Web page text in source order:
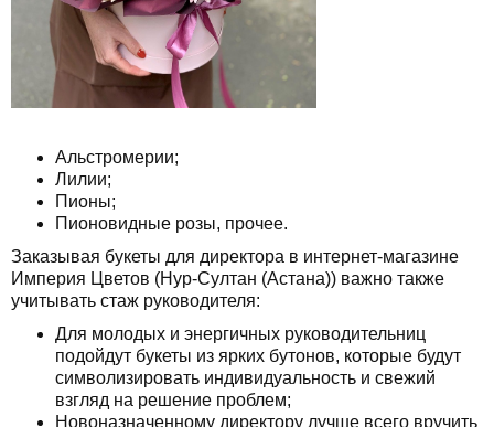
Альстромерии;
Лилии;
Пионы;
Пионовидные розы, прочее.
Заказывая букеты для директора в интернет-магазине
Империя Цветов (Нур-Султан (Астана)) важно также
учитывать стаж руководителя:
Для молодых и энергичных руководительниц
подойдут букеты из ярких бутонов, которые будут
символизировать индивидуальность и свежий
взгляд на решение проблем;
Новоназначенному директору лучше всего вручить